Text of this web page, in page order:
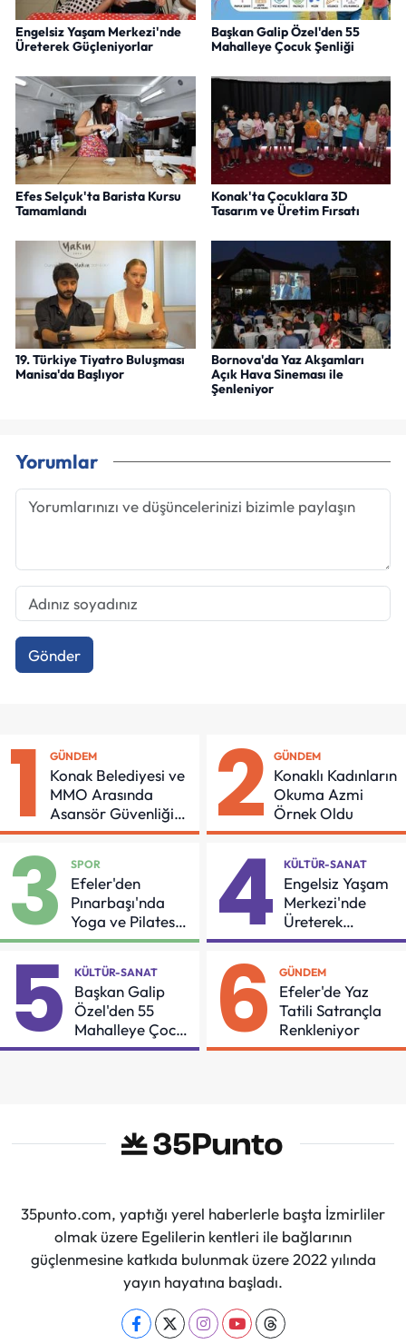
Engelsiz Yaşam Merkezi'nde
Üreterek Güçleniyorlar
Başkan Galip Özel'den 55
Mahalleye Çocuk Şenliği
Efes Selçuk'ta Barista Kursu
Tamamlandı
Konak'ta Çocuklara 3D
Tasarım ve Üretim Fırsatı
19. Türkiye Tiyatro Buluşması
Manisa'da Başlıyor
Bornova'da Yaz Akşamları
Açık Hava Sineması ile
Şenleniyor
Yorumlar
Gönder
1 GÜNDEM
Konak Belediyesi ve
MMO Arasında
Asansör Güvenliği
İçin Önemli Protokol
2 GÜNDEM
Konaklı Kadınların
Okuma Azmi
Örnek Oldu
3 SPOR
Efeler'den
Pınarbaşı'nda
Yoga ve Pilates
Buluşması
4 KÜLTÜR-SANAT
Engelsiz Yaşam
Merkezi'nde
Üreterek
Güçleniyorlar
5 KÜLTÜR-SANAT
Başkan Galip
Özel'den 55
Mahalleye Çocuk
Şenliği
6 GÜNDEM
Efeler'de Yaz
Tatili Satrançla
Renkleniyor
35punto.com, yaptığı yerel haberlerle başta İzmirliler
olmak üzere Egelilerin kentleri ile bağlarının
güçlenmesine katkıda bulunmak üzere 2022 yılında
yayın hayatına başladı.